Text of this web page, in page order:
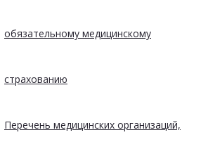
обязательному медицинскому
страхованию
Перечень медицинских организаций,